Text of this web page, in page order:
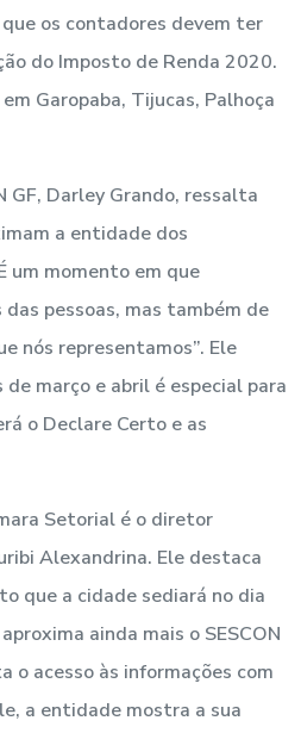
os contadores devem ter
do Imposto de Renda 2020.
Garopaba, Tijucas, Palhoça
GF, Darley Grando, ressalta
a entidade dos
um momento em que
pessoas, mas também de
nós representamos”. Ele
março e abril é especial para
o Declare Certo e as
Setorial é o diretor
Alexandrina. Ele destaca
que a cidade sediará no dia
ainda mais o SESCON
o acesso às informações com
a entidade mostra a sua